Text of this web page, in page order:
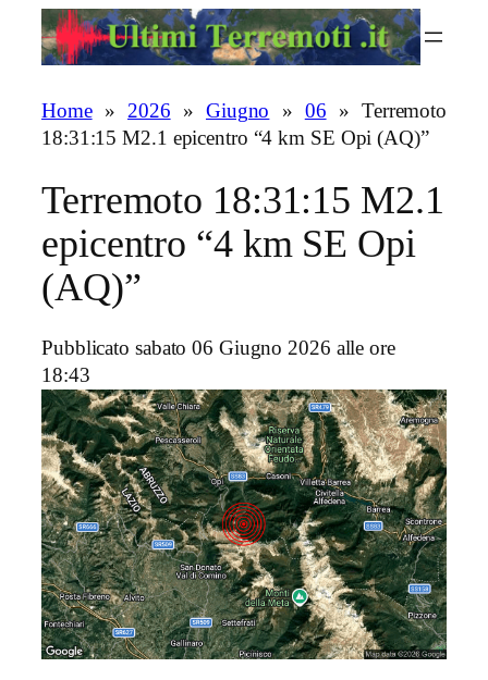
Home» 2026 » Giugno » 06 » Terremoto
18:31:15 M2.1 epicentro “4 km SE Opi (AQ)”
Terremoto 18:31:15 M2.1
epicentro “4 km SE Opi
(AQ)”
Pubblicato sabato 06 Giugno 2026 alle ore
18:43